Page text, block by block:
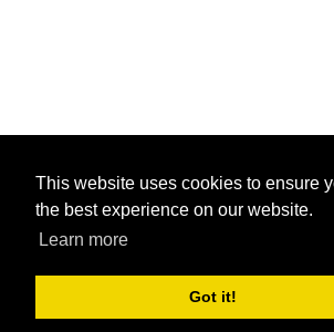
This website uses cookies to ensure
the best experience on our website.
Learn more
Got it!